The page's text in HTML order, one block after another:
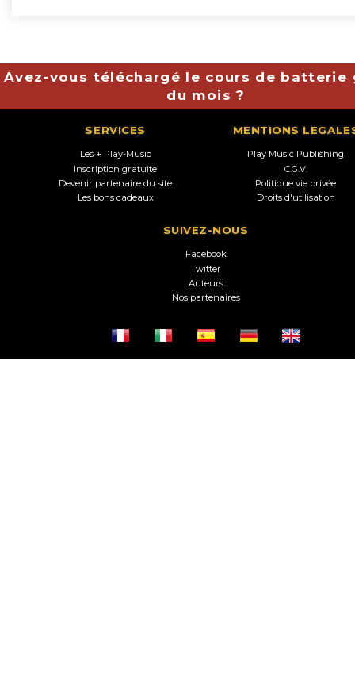
Avez-vous téléchargé le cours de batterie
du mois ?
SERVICES
Les + Play-Music
Inscription gratuite
Devenir partenaire du site
Les bons cadeaux
MENTIONS
Play Music Publishing
C.G.V.
Politique vie privée
Droits d'utilisation
SUIVEZ-NOUS
Facebook
Twitter
Auteurs
Nos partenaires